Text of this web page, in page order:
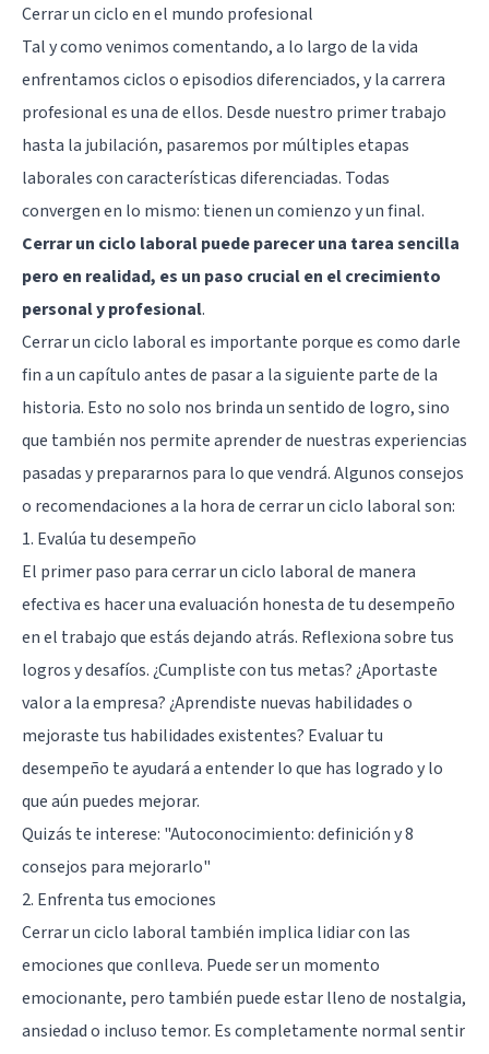
Cerrar un ciclo en el mundo profesional
Tal y como venimos comentando, a lo largo de la vida
enfrentamos ciclos o episodios diferenciados, y la carrera
profesional es una de ellos. Desde nuestro primer trabajo
hasta la jubilación, pasaremos por múltiples etapas
laborales con características diferenciadas. Todas
convergen en lo mismo: tienen un comienzo y un final.
Cerrar un ciclo laboral puede parecer una tarea sencilla
pero en realidad, es un paso crucial en el crecimiento
personal y profesional.
Cerrar un ciclo laboral es importante porque es como darle
fin a un capítulo antes de pasar a la siguiente parte de la
historia. Esto no solo nos brinda un sentido de logro, sino
que también nos permite aprender de nuestras experiencias
pasadas y prepararnos para lo que vendrá. Algunos consejos
o recomendaciones a la hora de cerrar un ciclo laboral son:
1. Evalúa tu desempeño
El primer paso para cerrar un ciclo laboral de manera
efectiva es hacer una evaluación honesta de tu desempeño
en el trabajo que estás dejando atrás. Reflexiona sobre tus
logros y desafíos. ¿Cumpliste con tus metas? ¿Aportaste
valor a la empresa? ¿Aprendiste nuevas habilidades o
mejoraste tus habilidades existentes? Evaluar tu
desempeño te ayudará a entender lo que has logrado y lo
que aún puedes mejorar.
Quizás te interese: "Autoconocimiento: definición y 8
consejos para mejorarlo"
2. Enfrenta tus emociones
Cerrar un ciclo laboral también implica lidiar con las
emociones que conlleva. Puede ser un momento
emocionante, pero también puede estar lleno de nostalgia,
ansiedad o incluso temor. Es completamente normal sentir